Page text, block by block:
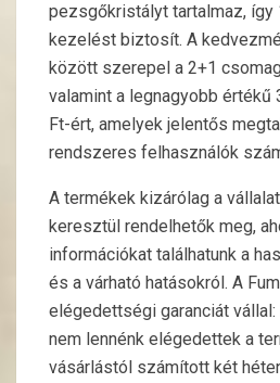
pezsgőkristályt tartalmaz, így
kezelést biztosít. A
között szerepel a 2+1
valamint a legnagyobb értékű
Ft-ért, amelyek jelentős
rendszeres felhasználók
A termékek kizárólag a
keresztül rendelhetők meg,
információkat találhatunk a
és a várható hatásokról. A
elégedettségi garanciát vállal:
nem lennénk elégedettek a
vásárlástól számított két